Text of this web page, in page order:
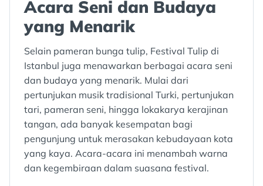
Acara Seni dan Budaya
yang Menarik
Selain pameran bunga tulip, Festival Tulip di
Istanbul juga menawarkan berbagai acara seni
dan budaya yang menarik. Mulai dari
pertunjukan musik tradisional Turki, pertunjukan
tari, pameran seni, hingga lokakarya kerajinan
tangan, ada banyak kesempatan bagi
pengunjung untuk merasakan kebudayaan kota
yang kaya. Acara-acara ini menambah warna
dan kegembiraan dalam suasana festival.